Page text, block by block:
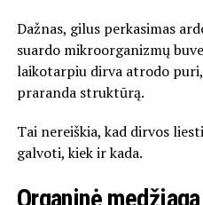
Dažnas, gilus perkasimas
suardo mikroorganizmų
laikotarpiu dirva atrodo
praranda struktūrą.
Tai nereiškia, kad dirvos
galvoti, kiek ir kada.
Organinė